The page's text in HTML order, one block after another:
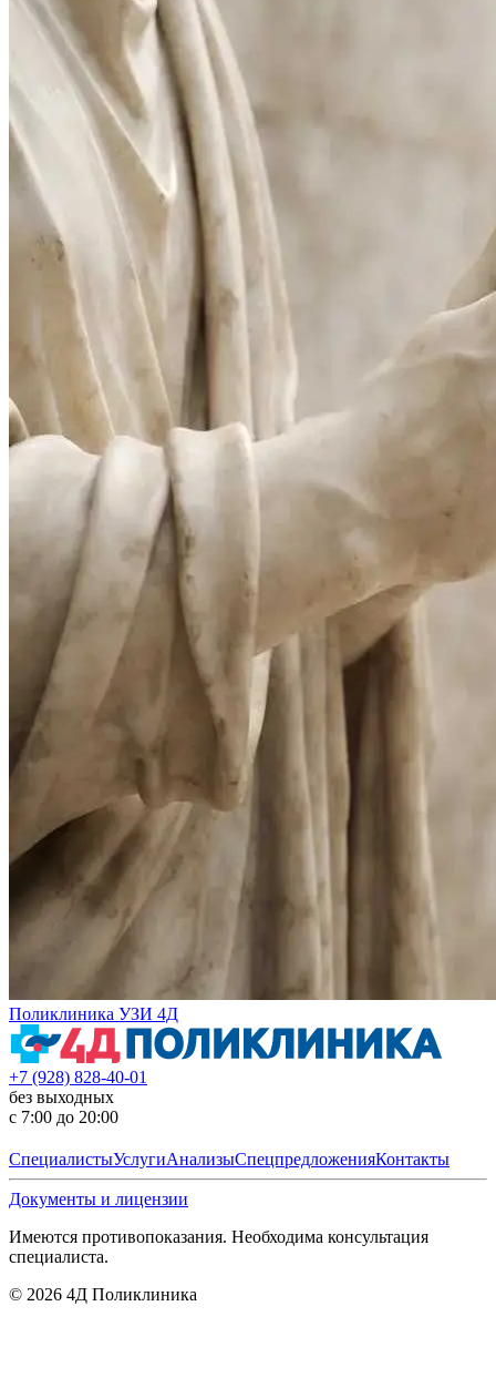
Поликлиника УЗИ 4Д
+7 (928) 828-40-01
без выходных
с 7:00 до 20:00
СпециалистыУслугиАнализыСпецпредложенияКонтакты
Документы и лицензии
Имеются противопоказания. Необходима консультация
специалиста.
© 2026 4Д Поликлиника